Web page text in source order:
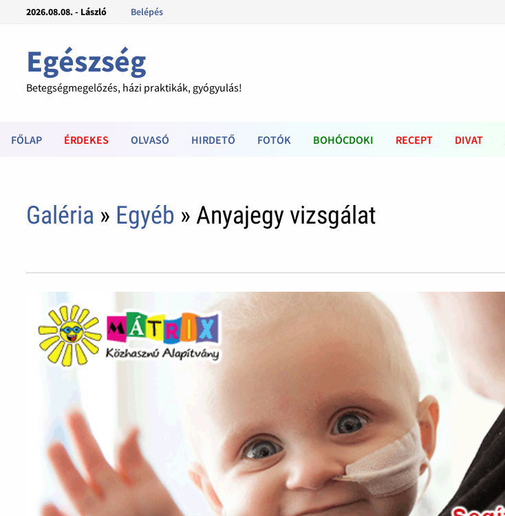
2026.08.08. - László Belépés
Egészség
Betegségmegelőzés, házi praktikák, gyógyulás!
FŐLAP ÉRDEKES OLVASÓ HIRDETŐ FOTÓK BOHÓCDOKI RECEPT DIVAT
Galéria » Egyéb » Anyajegy vizsgálat